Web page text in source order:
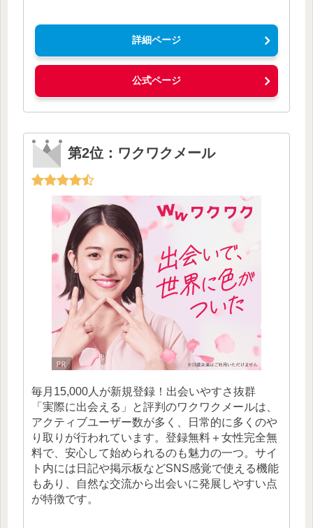
詳細ページ
公式ページ
第2位：ワクワクメール
毎月15,000人が新規登録！出会いやすさ抜群
「実際に出会える」と評判のワクワクメールは、
アクティブユーザー数が多く、日常的に多くのや
り取りが行われています。登録無料＋女性完全無
料で、安心して始められるのも魅力の一つ。サイ
ト内には日記や掲示板などSNS感覚で使える機能
もあり、自然な交流から出会いに発展しやすい点
が特徴です。